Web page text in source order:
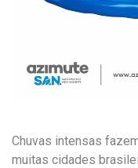
Chuvas intensas
muitas cidades